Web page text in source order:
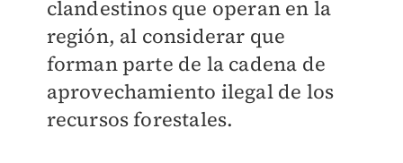
clandestinos que operan en la
región, al considerar que
forman parte de la cadena de
aprovechamiento ilegal de los
recursos forestales.